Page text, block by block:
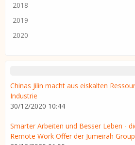
2018
2019
2020
Chinas Jilin macht aus eiskalten
Industrie
30/12/2020 10:44
Smarter Arbeiten und Besser Leben -
Remote Work Offer der Jumeirah